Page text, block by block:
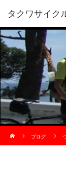
タクワサイク
ブログ